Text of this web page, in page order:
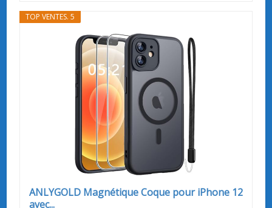
TOP VENTES. 5
ANLYGOLD Magnétique Coque pour iPhone 12
avec...